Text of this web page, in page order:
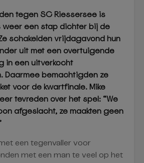
tegen SC Riessersee is
weer een stap dichter bij de
schakelden vrijdagavond hun
uit met een overtuigende
in een uitverkocht
Daarmee bemachtigden ze
voor de kwartfinale. Mike
tevreden over het spel: “We
afgeslacht, ze maakten geen
een tegenvaller voor
met een man te veel op het